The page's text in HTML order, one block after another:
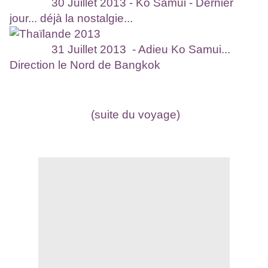
30 Juillet 2013 - Ko Samui - Dernier
jour... déjà la nostalgie...
31 Juillet 2013 - Adieu Ko Samui...
Direction le Nord de Bangkok
(suite du voyage)